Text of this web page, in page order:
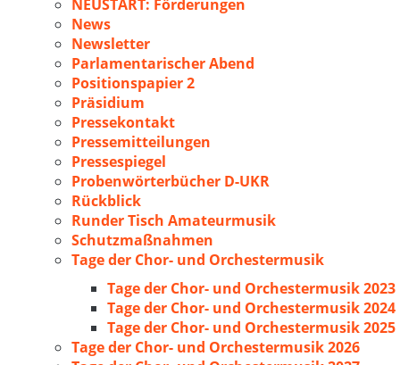
NEUSTART: Förderungen
News
Newsletter
Parlamentarischer Abend
Positionspapier 2
Präsidium
Pressekontakt
Pressemitteilungen
Pressespiegel
Probenwörterbücher D-UKR
Rückblick
Runder Tisch Amateurmusik
Schutzmaßnahmen
Tage der Chor- und Orchestermusik
Tage der Chor- und Orchestermusik 2023
Tage der Chor- und Orchestermusik 2024
Tage der Chor- und Orchestermusik 2025
Tage der Chor- und Orchestermusik 2026